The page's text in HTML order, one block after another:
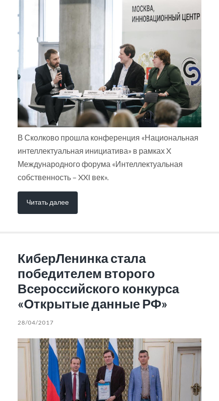
В Сколково прошла конференция «Национальная
интеллектуальная инициатива» в рамках X
Международного форума «Интеллектуальная
собственность – XXI век».
Читать далее
КиберЛенинка стала
победителем второго
Всероссийского конкурса
«Открытые данные РФ»
28/04/2017